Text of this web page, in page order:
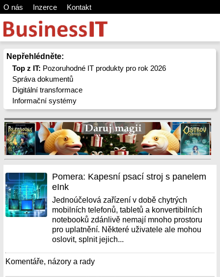
O nás Inzerce Kontakt
Nepřehlédněte:
Top z IT: Pozoruhodné IT produkty pro rok 2026
Správa dokumentů
Digitální transformace
Informační systémy
Pomera: Kapesní psací stroj s panelem
eInk
Jednoúčelová zařízení v době chytrých
mobilních telefonů, tabletů a konvertibilních
notebooků zdánlivě nemají mnoho prostoru
pro uplatnění. Některé uživatele ale mohou
oslovit, splnit jejich...
Komentáře, názory a rady